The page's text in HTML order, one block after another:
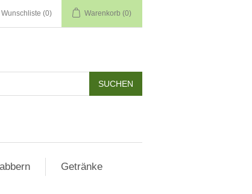
Wunschliste (0) Warenkorb (0)
Getränke